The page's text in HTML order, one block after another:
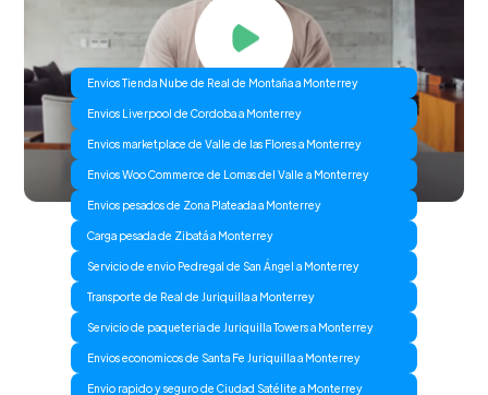
Envios Tienda Nube de Real de Montaña a Monterrey
Envios Liverpool de Cordoba a Monterrey
Envios marketplace de Valle de las Flores a Monterrey
Envios Woo Commerce de Lomas del Valle a Monterrey
Envios pesados de Zona Plateada a Monterrey
Carga pesada de Zibatá a Monterrey
Servicio de envio Pedregal de San Ángel a Monterrey
Transporte de Real de Juriquilla a Monterrey
Servicio de paqueteria de Juriquilla Towers a Monterrey
Envios economicos de Santa Fe Juriquilla a Monterrey
Envio rapido y seguro de Ciudad Satélite a Monterrey